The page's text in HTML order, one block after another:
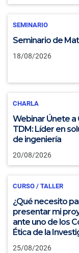
SEMINARIO
Seminario de
18/08/2026
CHARLA
Webinar Únete a
TDM: Líder en
de ingeniería
20/08/2026
CURSO / TALLER
¿Qué necesito
presentar mi
ante uno de los
Ética de la
25/08/2026